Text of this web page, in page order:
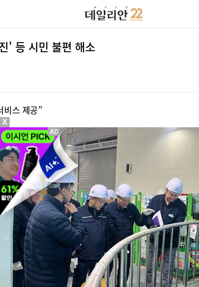
’ 등 시민 불편 해소
비스 제공”
X